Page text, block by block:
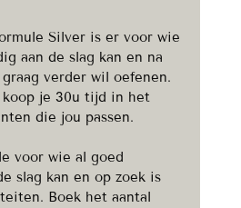
Silver is er voor wie
aan de slag kan en na
verder wil oefenen.
je 30u tijd in het
die jou passen.
voor wie al goed
slag kan en op zoek is
Boek het aantal